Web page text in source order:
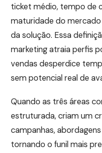
ticket médio, tempo de
maturidade do
da solução. Essa
marketing atraia perfis
vendas desperdice
sem potencial real de
Quando as três áreas
estruturada, criam um
campanhas,
tornando o funil mais